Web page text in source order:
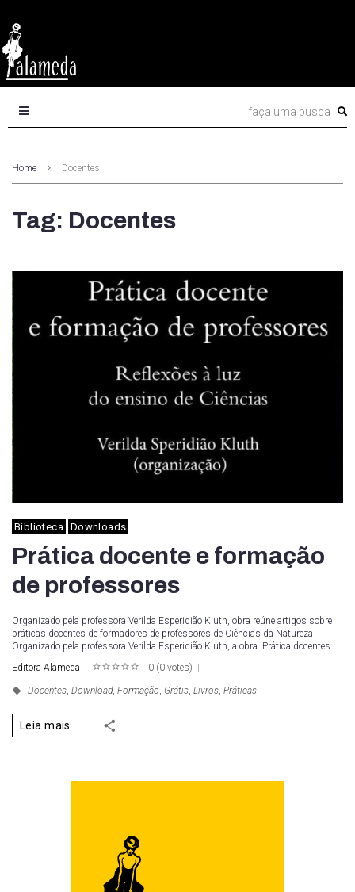
Home Docentes
Tag: Docentes
Biblioteca Downloads
Prática docente e formação
de professores
Organizado pela professora Verilda Esperidião Kluth, obra reúne artigos sobre
práticas docentes de formadores de professores de Ciências da Natureza
Organizado pela professora Verilda Esperidião Kluth, a obra Prática docentes…
Editora Alameda
0 (0 votes)
Docentes Download, Formação Grátis Livros Práticas
Leia mais